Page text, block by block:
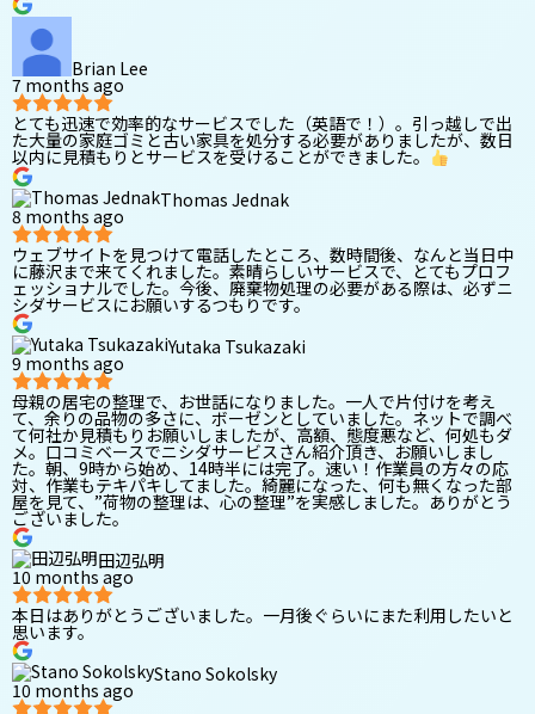
Brian Lee
7 months ago
とても迅速で効率的なサービスでした（英語で！）。引っ越しで出
た大量の家庭ゴミと古い家具を処分する必要がありましたが、数日
以内に見積もりとサービスを受けることができました。
Thomas Jednak
8 months ago
ウェブサイトを見つけて電話したところ、数時間後、なんと当日中
に藤沢まで来てくれました。素晴らしいサービスで、とてもプロフ
ェッショナルでした。今後、廃棄物処理の必要がある際は、必ずニ
シダサービスにお願いするつもりです。
Yutaka Tsukazaki
9 months ago
母親の居宅の整理で、お世話になりました。一人で片付けを考え
て、余りの品物の多さに、ボーゼンとしていました。ネットで調べ
て何社か見積もりお願いしましたが、高額、態度悪など、何処もダ
メ。口コミベースでニシダサービスさん紹介頂き、お願いしまし
た。朝、9時から始め、14時半には完了。速い！作業員の方々の応
対、作業もテキパキしてました。綺麗になった、何も無くなった部
屋を見て、”荷物の整理は、心の整理”を実感しました。ありがとう
ございました。
田辺弘明
10 months ago
本日はありがとうございました。一月後ぐらいにまた利用したいと
思います。
Stano Sokolsky
10 months ago